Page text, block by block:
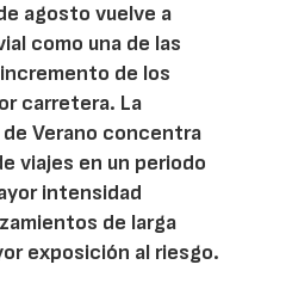
agosto vuelve a
como una de las
de los
carretera. La
Verano concentra
viajes en un periodo
intensidad
de larga
exposición al riesgo.